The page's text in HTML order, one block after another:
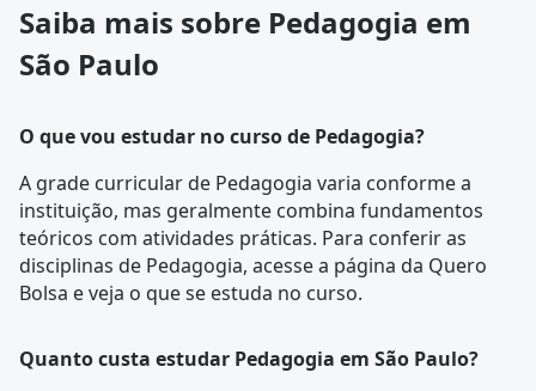
Saiba mais sobre Pedagogia em
São Paulo
O que vou estudar no curso de Pedagogia?
A grade curricularde Pedagogia varia conforme a
instituição, mas geralmente combina fundamentos
teóricos com atividades práticas. Para conferir as
disciplinas de Pedagogia, acesse a página da Quero
Bolsa e veja o que se estuda no curso.
Quanto custa estudar Pedagogia em São Paulo?